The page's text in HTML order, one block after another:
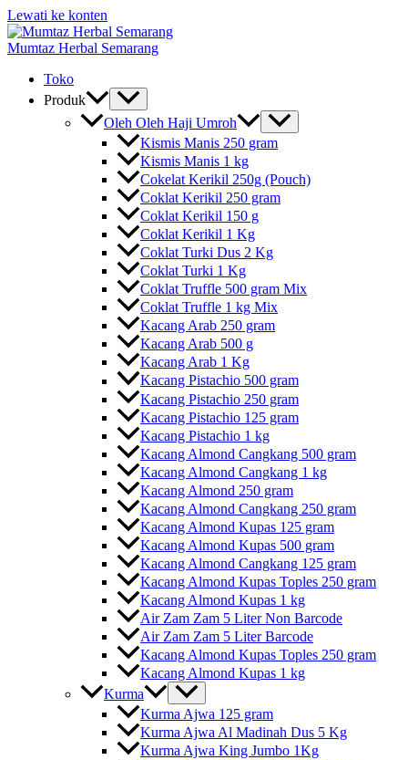
Lewati ke konten
Mumtaz Herbal Semarang
Toko
Produk
Oleh Oleh Haji Umroh
Kismis Manis 250 gram
Kismis Manis 1 kg
Cokelat Kerikil 250g (Pouch)
Coklat Kerikil 250 gram
Coklat Kerikil 150 g
Coklat Kerikil 1 Kg
Coklat Turki Dus 2 Kg
Coklat Turki 1 Kg
Coklat Truffle 500 gram Mix
Coklat Truffle 1 kg Mix
Kacang Arab 250 gram
Kacang Arab 500 g
Kacang Arab 1 Kg
Kacang Pistachio 500 gram
Kacang Pistachio 250 gram
Kacang Pistachio 125 gram
Kacang Pistachio 1 kg
Kacang Almond Cangkang 500 gram
Kacang Almond Cangkang 1 kg
Kacang Almond 250 gram
Kacang Almond Cangkang 250 gram
Kacang Almond Kupas 125 gram
Kacang Almond Kupas 500 gram
Kacang Almond Cangkang 125 gram
Kacang Almond Kupas Toples 250 gram
Kacang Almond Kupas 1 kg
Air Zam Zam 5 Liter Non Barcode
Air Zam Zam 5 Liter Barcode
Kacang Almond Kupas Toples 250 gram
Kacang Almond Kupas 1 kg
Kurma
Kurma Ajwa 125 gram
Kurma Ajwa Al Madinah Dus 5 Kg
Kurma Ajwa King Jumbo 1Kg